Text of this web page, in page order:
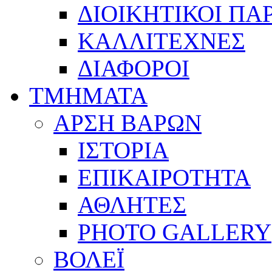
ΔΙΟΙΚΗΤΙΚΟΙ
ΚΑΛΛΙΤΕΧΝΕΣ
ΔΙΑΦΟΡΟΙ
ΤΜΗΜΑΤΑ
ΑΡΣΗ ΒΑΡΩΝ
ΙΣΤΟΡΙΑ
ΕΠΙΚΑΙΡΟΤΗΤΑ
ΑΘΛΗΤΕΣ
PHOTO GALLERY
ΒΟΛΕΪ